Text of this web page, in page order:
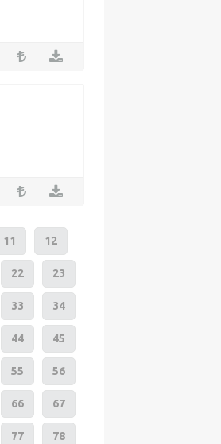
11 12
22 23
33 34
44 45
55 56
66 67
77 78